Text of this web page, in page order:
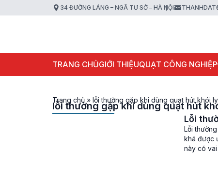
34 ĐƯỜNG LÁNG – NGÃ TƯ SỞ – HÀ NỘI
TRANG CHỦGIỚI THIỆUQUẠT CÔNG NGHIỆP
Trang chủ » lỗi thường gặp khi dùng quạt hút khói
lỗi thường gặp khi dùng quạt hút
Lỗi
Lỗi
khá được
này có